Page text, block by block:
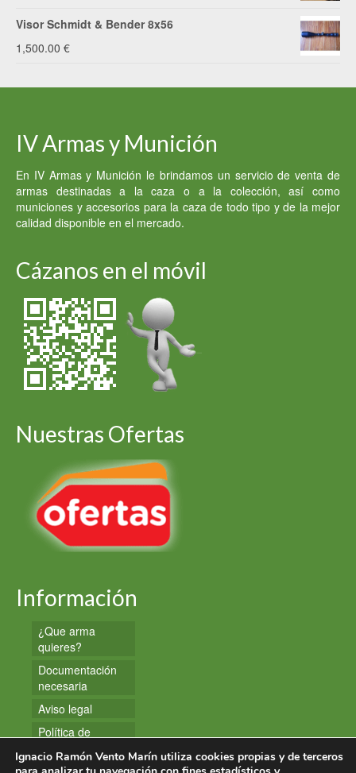
precio
4,000.00 €.
precio
2,000.00 €.
Visor Schmidt & Bender 8x56
1,500.00 €
IV Armas y Munición
En IV Armas y Munición le brindamos un servicio de venta de
armas destinadas a la caza o a la colección, así como
municiones y accesorios para la caza de todo tipo y de la mejor
calidad disponible en el mercado.
Cázanos en el móvil
Nuestras Ofertas
Información
¿Que arma
quieres?
Documentación
necesaria
Aviso legal
Política de
privacidad
Ignacio Ramón Vento Marín utiliza cookies propias y de terceros